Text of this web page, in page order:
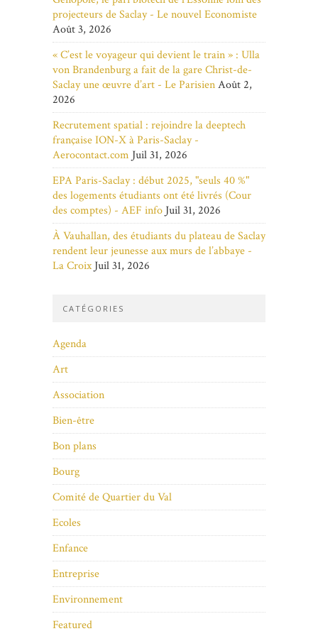
projecteurs de Saclay - Le nouvel Economiste
Août 3, 2026
« C’est le voyageur qui devient le train » : Ulla
von Brandenburg a fait de la gare Christ-de-
Saclay une œuvre d’art - Le ParisienAoût 2,
2026
Recrutement spatial : rejoindre la deeptech
française ION-X à Paris-Saclay -
Aerocontact.com Juil 31, 2026
EPA Paris-Saclay : début 2025, "seuls 40 %"
des logements étudiants ont été livrés (Cour
des comptes) - AEF info Juil 31, 2026
À Vauhallan, des étudiants du plateau de Saclay
rendent leur jeunesse aux murs de l’abbaye -
La Croix Juil 31, 2026
CATÉGORIES
Agenda
Art
Association
Bien-être
Bon plans
Bourg
Comité de Quartier du Val
Ecoles
Enfance
Entreprise
Environnement
Featured